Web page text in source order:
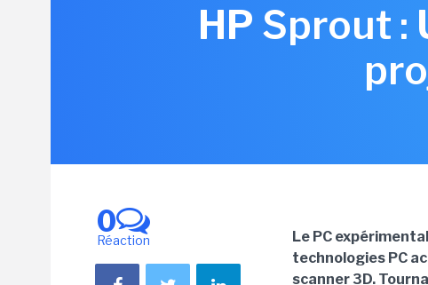
HP Sprout :
0
Réaction
Le PC
technologies PC
scanner 3D.